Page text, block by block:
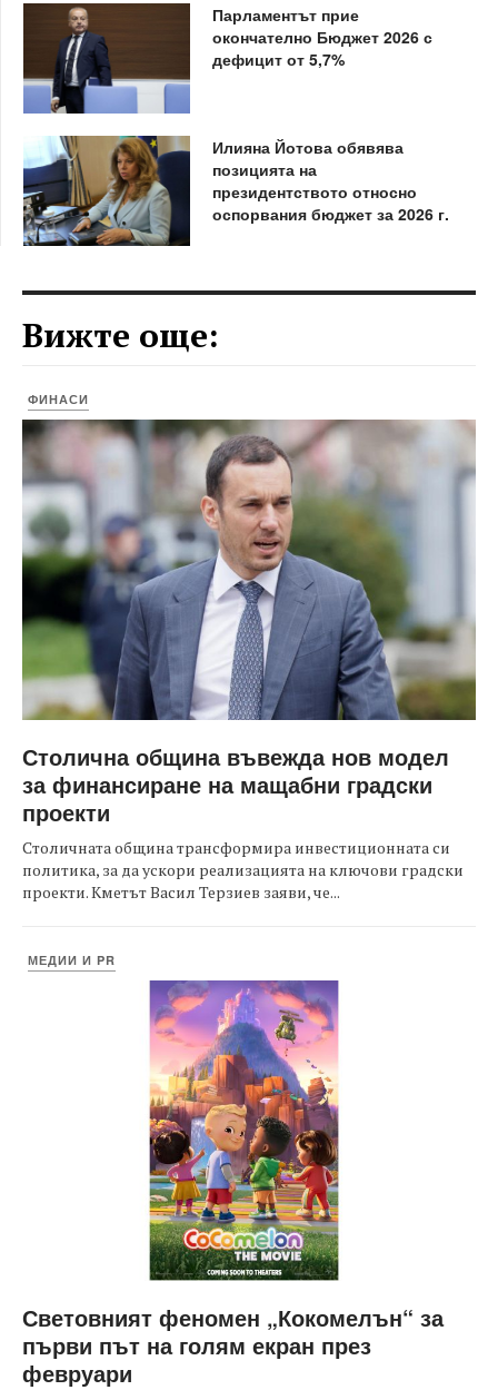
Парламентът прие
окончателно Бюджет 2026 с
дефицит от 5,7%
Илияна Йотова обявява
позицията на
президентството относно
оспорвания бюджет за 2026 г.
Вижте още:
ФИНАСИ
Столична община въвежда нов модел
за финансиране на мащабни градски
проекти
Столичната община трансформира инвестиционната си
политика, за да ускори реализацията на ключови градски
проекти. Кметът Васил Терзиев заяви, че...
МЕДИИ И PR
Световният феномен „Кокомелън“ за
първи път на голям екран през
февруари